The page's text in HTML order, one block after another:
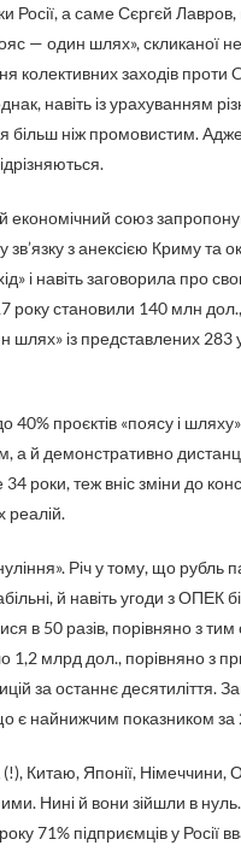
а саме Сєргєй Лавров,
— один шлях»,
колективних заходів
навіть із урахуванням
ніж промовистим.
економічний союз
з анексією Криму та
і навіть заговорила про
року становили 140 млн
із представлених 283
проєктів «поясу і
а й демонстративно
роки, теж вніс зміни до
реалій.
Річ у тому, що рубль
й навіть угоди з
в 50 разів, порівняно з
1,2 млрд дол., порівняно з
за останнє десятиліття.
найнижчим показником за
Китаю, Японії,
Нині й вони зійшли в
71% підприємців у Росії